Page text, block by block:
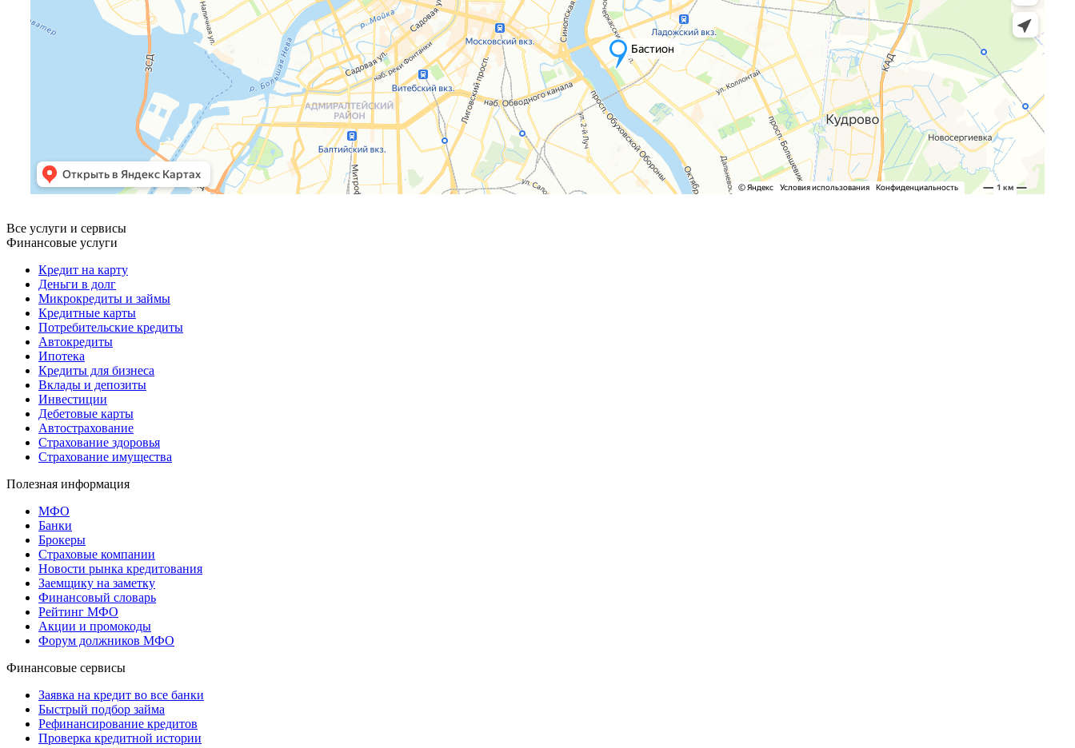
Все услуги и сервисы
Финансовые услуги
Кредит на карту
Деньги в долг
Микрокредиты и займы
Кредитные карты
Потребительские кредиты
Автокредиты
Ипотека
Кредиты для бизнеса
Вклады и депозиты
Инвестиции
Дебетовые карты
Автострахование
Страхование здоровья
Страхование имущества
Полезная информация
МФО
Банки
Брокеры
Страховые компании
Новости рынка кредитования
Заемщику на заметку
Финансовый словарь
Рейтинг МФО
Акции и промокоды
Форум должников МФО
Финансовые сервисы
Заявка на кредит во все банки
Быстрый подбор займа
Рефинансирование кредитов
Проверка кредитной истории